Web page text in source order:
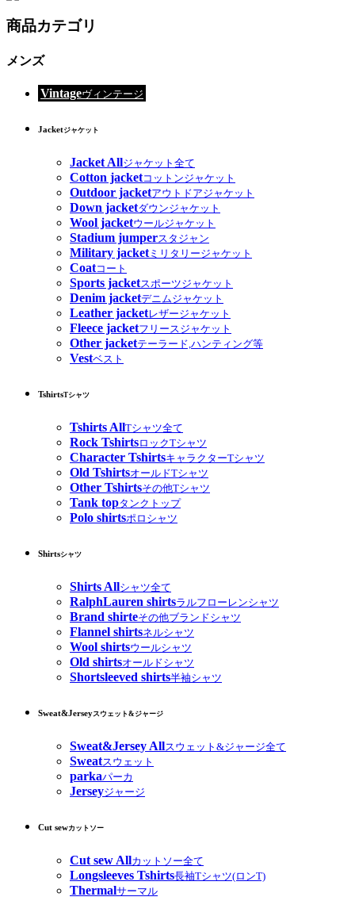
商品カテゴリ
メンズ
Vintageヴィンテージ
Jacketジャケット
Jacket Allジャケット全て
Cotton jacketコットンジャケット
Outdoor jacketアウトドアジャケット
Down jacketダウンジャケット
Wool jacketウールジャケット
Stadium jumperスタジャン
Military jacketミリタリージャケット
Coatコート
Sports jacketスポーツジャケット
Denim jacketデニムジャケット
Leather jacketレザージャケット
Fleece jacketフリースジャケット
Other jacketテーラード,ハンティング等
Vestベスト
TshirtsTシャツ
Tshirts AllTシャツ全て
Rock TshirtsロックTシャツ
Character TshirtsキャラクターTシャツ
Old TshirtsオールドTシャツ
Other Tshirtsその他Tシャツ
Tank topタンクトップ
Polo shirtsポロシャツ
Shirtsシャツ
Shirts Allシャツ全て
RalphLauren shirtsラルフローレンシャツ
Brand shirteその他ブランドシャツ
Flannel shirtsネルシャツ
Wool shirtsウールシャツ
Old shirtsオールドシャツ
Shortsleeved shirts半袖シャツ
Sweat&Jerseyスウェット&ジャージ
Sweat&Jersey Allスウェット&ジャージ全て
Sweatスウェット
parkaパーカ
Jerseyジャージ
Cut sewカットソー
Cut sew Allカットソー全て
Longsleeves Tshirts長袖Tシャツ(ロンT)
Thermalサーマル